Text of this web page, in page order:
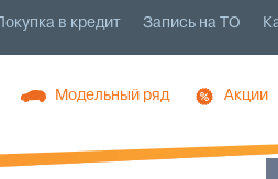
Запись на ТО
Покупка в кредит
Акции
Модельный ряд